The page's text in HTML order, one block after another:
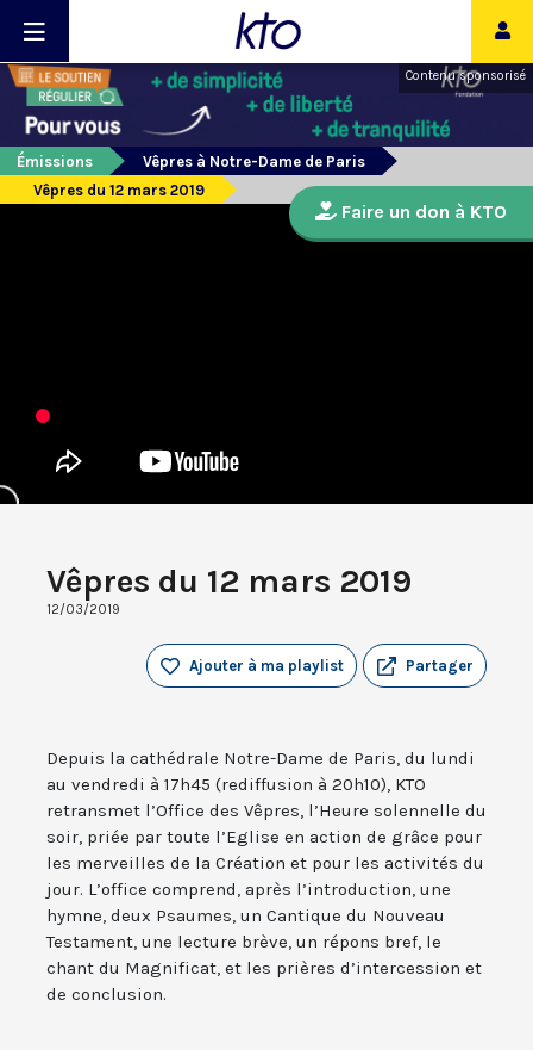
Contenu sponsorisé
Émissions
Vêpres à Notre-Dame de Paris
Vêpres du 12 mars 2019
Vêpres du 12 mars 2019
12/03/2019
Partager
Ajouter à ma playlist
Depuis la cathédrale Notre-Dame de Paris, du lundi
au vendredi à 17h45 (rediffusion à 20h10), KTO
retransmet l’Office des Vêpres, l’Heure solennelle du
soir, priée par toute l’Eglise en action de grâce pour
les merveilles de la Création et pour les activités du
jour. L’office comprend, après l’introduction, une
hymne, deux Psaumes, un Cantique du Nouveau
Testament, une lecture brève, un répons bref, le
chant du Magnificat, et les prières d’intercession et
de conclusion.
Faire un don à KTO